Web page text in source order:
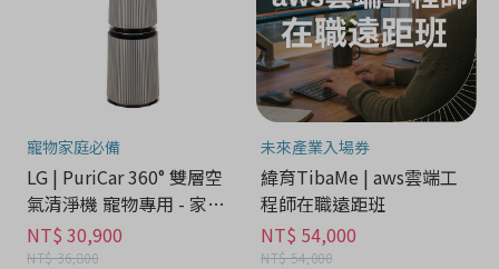
寵物家庭必備
LG | PuriCar 360° 雙層空
氣清淨機 寵物專用 - 家電
分期
NT$ 30,900
NT$ 36,800
未來產業入場券
緯育TibaMe | aws雲端工
程師在職遠距班
NT$ 54,000
NT$ 54,000